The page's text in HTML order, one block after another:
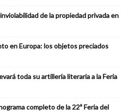
de la propiedad privada en
en Europa: los objetos preciados
toda su artillería literaria a la Feria
completo de la 22ª Feria del